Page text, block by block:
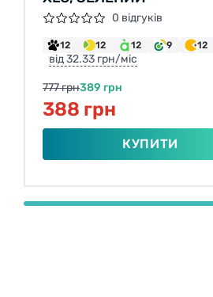
0 відгуків
12 12 12 9 12
від 32.33 грн/міс
777 грн389 грн
388 грн
КУПИТИ